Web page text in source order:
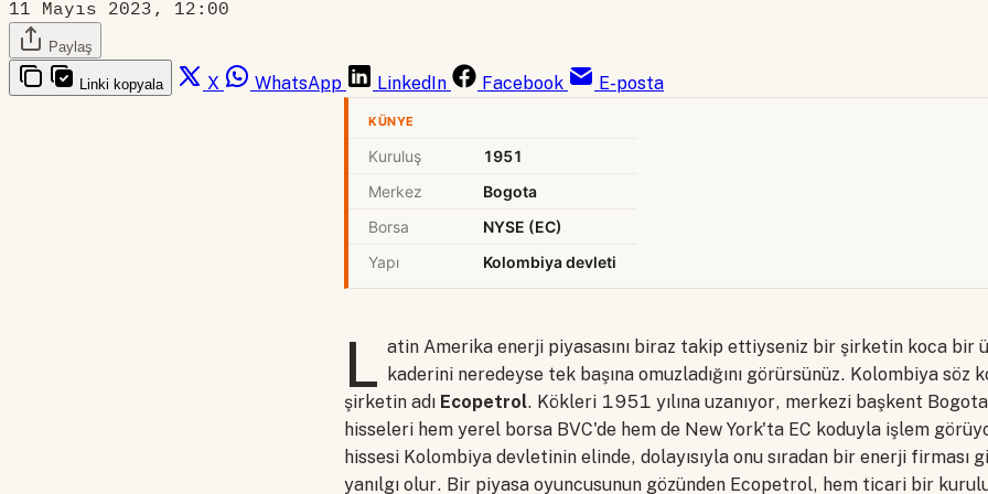
11 Mayıs 2023, 12:00
Paylaş
Linki kopyala X WhatsApp LinkedIn Facebook E-posta
KÜNYE
Kuruluş
1951
Merkez
Bogota
Borsa
NYSE (EC)
Yapı
Kolombiya devleti
L atin Amerika enerji piyasasını biraz takip ettiyseniz bir şirketin koca bir
kaderini neredeyse tek başına omuzladığını görürsünüz. Kolombiya söz
şirketin adı Ecopetrol. Kökleri 1951 yılına uzanıyor, merkezi başkent
hisseleri hem yerel borsa BVC'de hem de New York'ta EC koduyla işlem
hissesi Kolombiya devletinin elinde, dolayısıyla onu sıradan bir enerji firması
yanılgı olur. Bir piyasa oyuncusunun gözünden Ecopetrol, hem ticari bir